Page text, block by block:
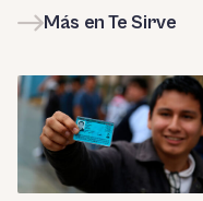
Más en Te Sirve